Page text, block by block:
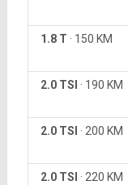
1.8 T · 150 KM
2.0 TSI · 190 KM
2.0 TSI · 200 KM
2.0 TSI · 220 KM